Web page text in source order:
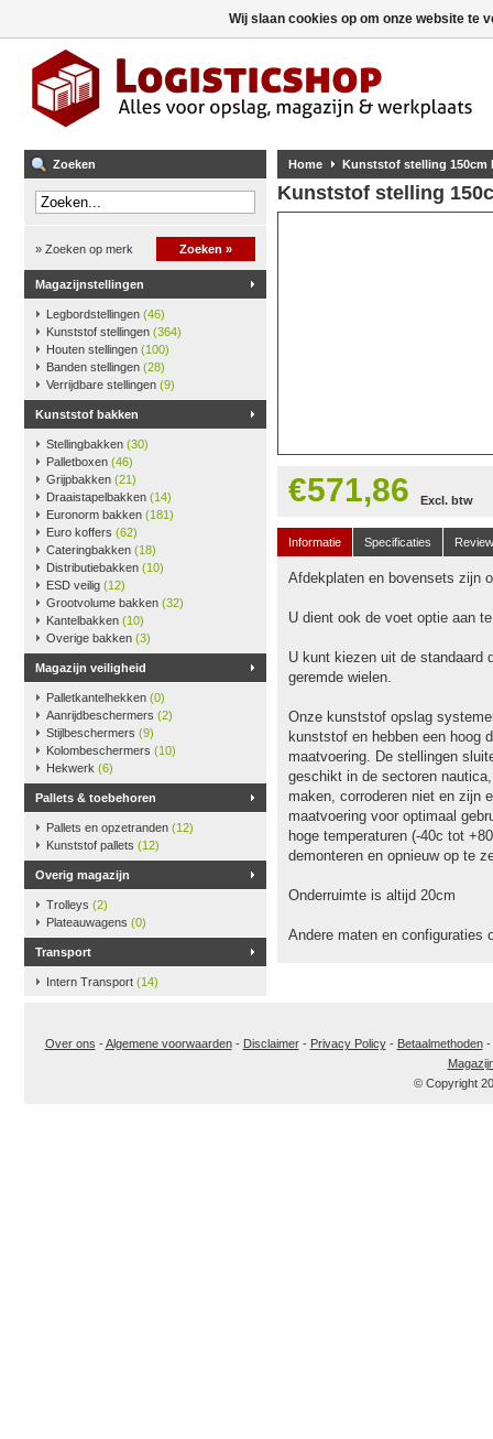
Zoeken
» Zoeken op merk Zoeken »
Magazijnstellingen
Legbordstellingen (46)
Kunststof stellingen (364)
Houten stellingen (100)
Banden stellingen (28)
Verrijdbare stellingen (9)
Kunststof bakken
Stellingbakken (30)
Palletboxen (46)
Grijpbakken (21)
Draaistapelbakken (14)
Euronorm bakken (181)
Euro koffers (62)
Cateringbakken (18)
Distributiebakken (10)
ESD veilig (12)
Grootvolume bakken (32)
Kantelbakken (10)
Overige bakken (3)
Magazijn veiligheid
Palletkantelhekken (0)
Aanrijdbeschermers (2)
Stijlbeschermers (9)
Kolombeschermers (10)
Hekwerk (6)
Pallets & toebehoren
Pallets en opzetranden (12)
Kunststof pallets (12)
Overig magazijn
Trolleys (2)
Plateauwagens (0)
Transport
Intern Transport (14)
Home Kunststof stelling 150cm
Kunststof stelling
€571,86 Excl. btw
Informatie Specificaties
Afdekplaten en bovensets zijn
U dient ook de voet optie aan
U kunt kiezen uit de standaard
geremde wielen.
Onze kunststof opslag
kunststof en hebben een hoog
maatvoering. De stellingen
geschikt in de sectoren
maken, corroderen niet en zijn
maatvoering voor optimaal
hoge temperaturen (-40c tot
demonteren en opnieuw op te
Onderruimte is altijd 20cm
Andere maten en configuraties
Over ons -Algemene voorwaarden- Disclaimer- Privacy Policy- Betaalmethoden-
© Copyright
Wij slaan cookies op om onze website te